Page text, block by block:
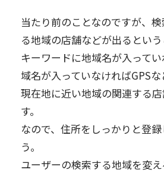
当たり前のことなのですが、
る地域の店舗などが出るという
キーワードに地域名が入って
域名が入っていなければGPS
現在地に近い地域の関連する
す。
なので、住所をしっかりと登録
う。
ユーザーの検索する地域を変